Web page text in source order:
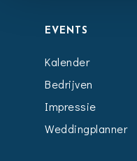
EVENTS
Kalender
Bedrijven
Impressie
Weddingplanner